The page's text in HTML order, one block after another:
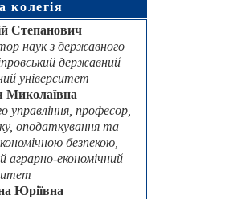
колегія
Степанович
наук з державного
державний
університет
Миколаївна
управління, професор,
оподаткування та
безпекою,
аграрно-економічний
Юріївна